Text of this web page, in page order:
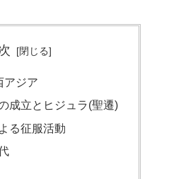
アジア
成立とヒジュラ(聖遷)
る征服活動